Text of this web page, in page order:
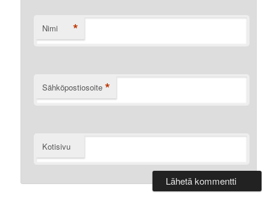
Nimi *
Sähköpostiosoite *
Kotisivu